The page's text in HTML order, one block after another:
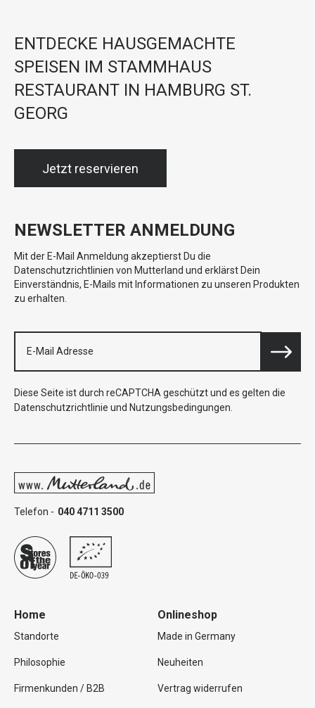
ENTDECKE HAUSGEMACHTE
SPEISEN IM STAMMHAUS
RESTAURANT IN HAMBURG ST.
GEORG
Jetzt reservieren
NEWSLETTER ANMELDUNG
Mit der E-Mail Anmeldung akzeptierst Du die
Datenschutzrichtlinien von Mutterland und erklärst Dein
Einverständnis, E-Mails mit Informationen zu unseren Produkten
zu erhalten.
Diese Seite ist durch reCAPTCHA geschützt und es gelten die
Datenschutzrichtlinie und Nutzungsbedingungen
Telefon - 040 4711 3500
Home
Standorte
Philosophie
Firmenkunden / B2B
Onlineshop
Made in Germany
Neuheiten
Vertrag widerrufen